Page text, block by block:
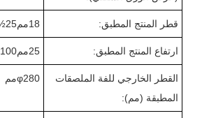
قطر المنتج المطبق: 18ممï½25
ارتفاع المنتج المطبق: 25ممï½ 100 ملم
القطر الخارجي للفة الملصقات
المطبقة (مم):
φ280 مم